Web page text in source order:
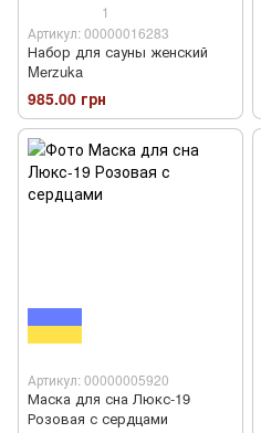
1
Артикул: 00000016283
Набор для сауны женский
Merzuka
985.00 грн
Артикул: 00000005920
Маска для сна Люкс-19
Розовая с сердцами